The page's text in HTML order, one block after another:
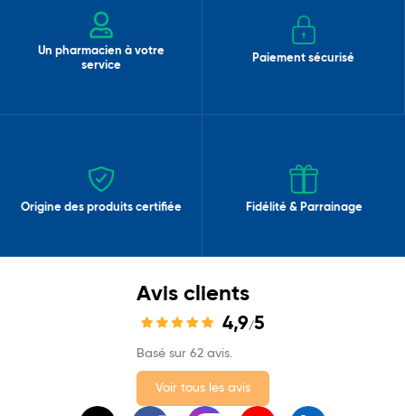
Un pharmacien à votre
service
Paiement sécurisé
Origine des produits certifiée Fidélité & Parrainage
Avis clients
4,9/5
Basé sur 62 avis.
Voir tous les avis